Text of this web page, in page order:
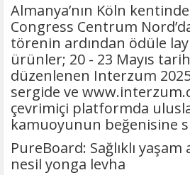
Almanya’nın Köln
Congress Centrum
törenin ardından ödüle
ürünler; 20 - 23 Mayıs
düzenlenen Interzum 2025
sergide ve
çevrimiçi platformda
kamuoyunun beğenisine
PureBoard: Sağlıklı
nesil yonga levha